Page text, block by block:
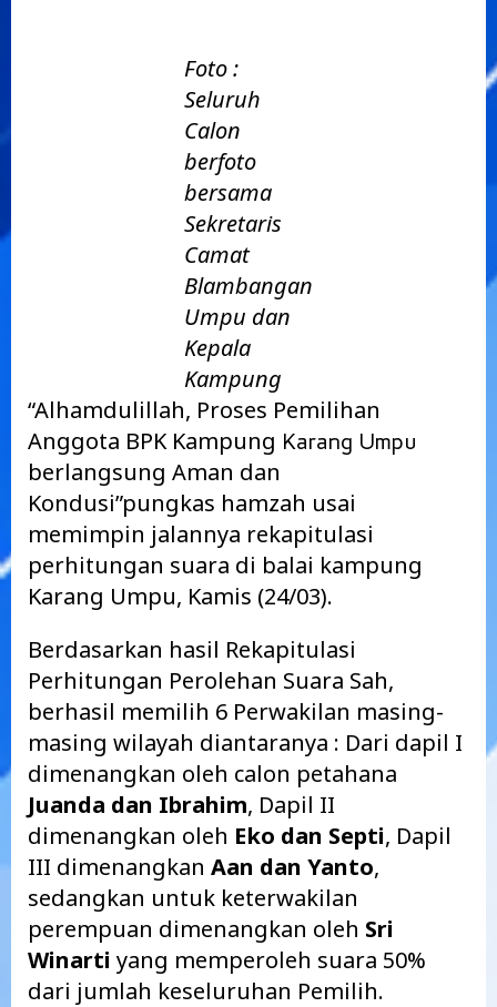
Foto :
Seluruh
Calon
berfoto
bersama
Sekretaris
Camat
Blambangan
Umpu dan
Kepala
Kampung
“Alhamdulillah, Proses Pemilihan
Anggota BPK Kampung Karang Umpu
berlangsung Aman dan
Kondusi”pungkas hamzah usai
memimpin jalannya rekapitulasi
perhitungan suara di balai kampung
Karang Umpu, Kamis (24/03).
Berdasarkan hasil Rekapitulasi
Perhitungan Perolehan Suara Sah,
berhasil memilih 6 Perwakilan masing-
masing wilayah diantaranya : Dari dapil I
dimenangkan oleh calon petahana
Juanda dan Ibrahim, Dapil II
dimenangkan oleh Eko dan Septi, Dapil
III dimenangkan Aan dan Yanto,
sedangkan untuk keterwakilan
perempuan dimenangkan oleh Sri
Winarti yang memperoleh suara 50%
dari jumlah keseluruhan Pemilih.